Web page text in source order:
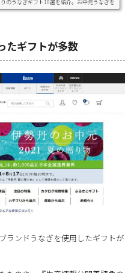
のうなぎギフト10選を紹介。お中元うなぎを
ので「今年のお中元どうしよう？」とお悩み
えるために...
たギフトが多数
ランドうなぎを使用したギフトが